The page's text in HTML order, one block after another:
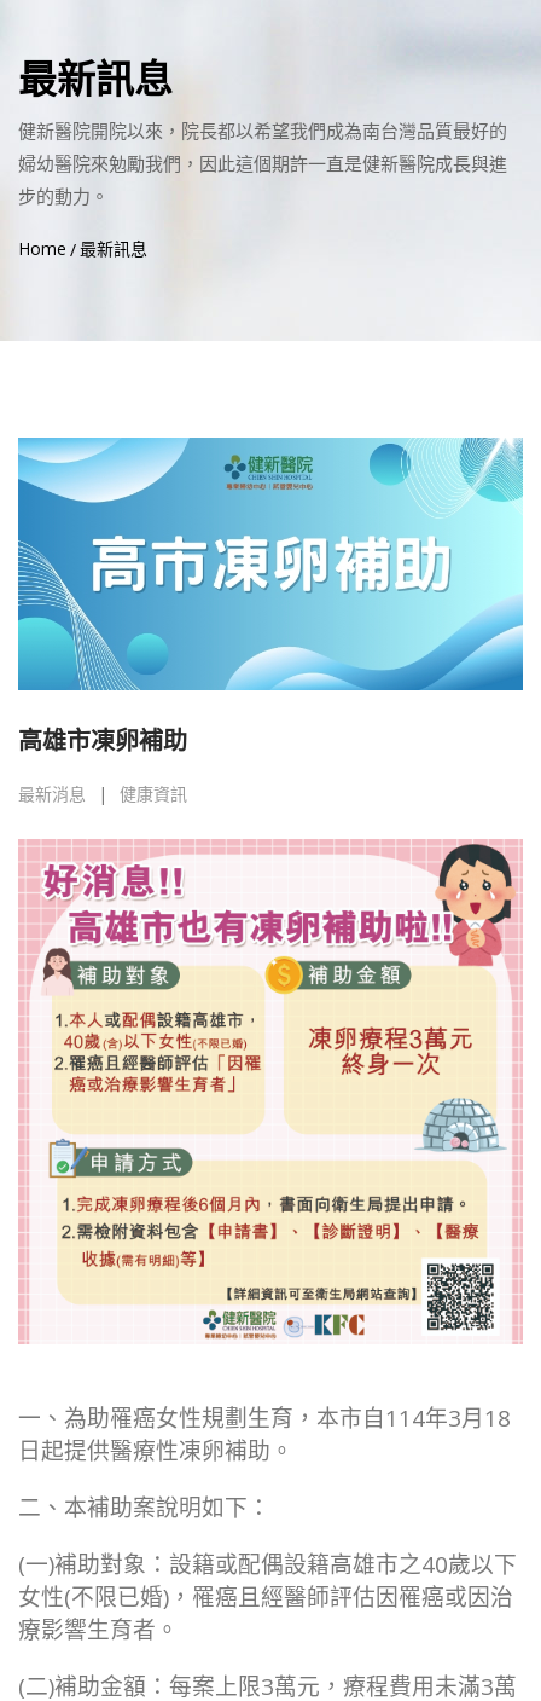
最新訊息
健新醫院開院以來，院長都以希望我們成為南台灣品質最好的
婦幼醫院來勉勵我們，因此這個期許一直是健新醫院成長與進
步的動力。
Home 最新訊息
高雄市凍卵補助
最新消息 健康資訊
一、為助罹癌女性規劃生育，本市自114年3月18
日起提供醫療性凍卵補助。
二、本補助案說明如下：
(一)補助對象：設籍或配偶設籍高雄市之40歲以下
女性(不限已婚)，罹癌且經醫師評估因罹癌或因治
療影響生育者。
(二)補助金額：每案上限3萬元，療程費用未滿3萬